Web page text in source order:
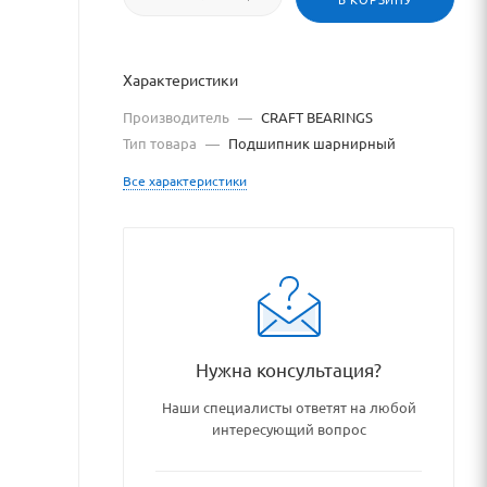
Характеристики
Производитель — CRAFT BEARINGS
Тип товара — Подшипник шарнирный
Все характеристики
Нужна консультация?
Наши специалисты ответят на любой
интересующий вопрос